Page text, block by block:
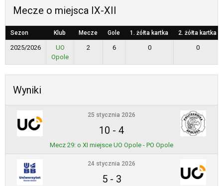
Mecze o miejsca IX-XII
Sezon Klub Mecze Gole 1. żółta kartka 2. żółta kartka
2025/2026
UO
Opole
2 6 0 0
Wyniki
25 stycznia 2026
10 - 4
Mecz 29: o XI miejsce UO Opole - PO Opole
24 stycznia 2026
5- 3